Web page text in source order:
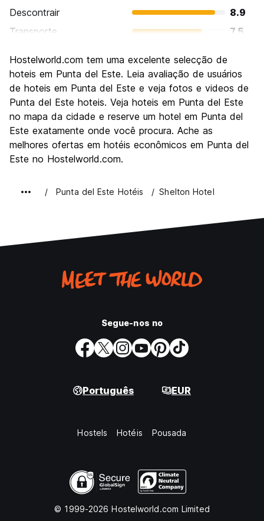
Descontrair
8.9
Transporte
7.5
Cultura
7.4
Festas / vida noturna
8.4
Custo-beneficio
6.6
Hostelworld.com tem uma excelente selecção de
hoteis em Punta del Este. Leia avaliação de usuários
de hoteis em Punta del Este e veja fotos e videos de
Punta del Este hoteis. Veja hoteis em Punta del Este
no mapa da cidade e reserve um hotel em Punta del
Este exatamente onde você procura. Ache as
melhores ofertas em hotéis econômicos em Punta del
Este no Hostelworld.com.
Punta del Este Hotéis Shelton Hotel
Segue-nos no
Português EUR
Hostels Hotéis Pousada
© 1999-2026 Hostelworld.com Limited